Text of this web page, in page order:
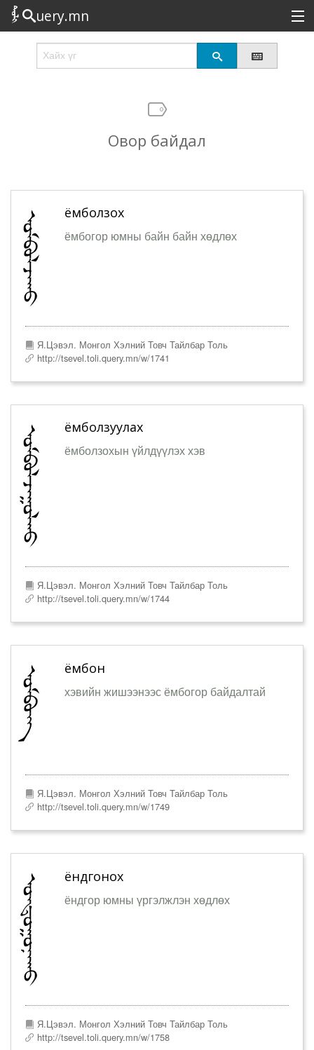
uery.mn
Сонирхолтой
Овор байдал
ёмболзох
ёмбогор юмны байн байн хөдлөх
Я.Цэвэл. Монгол Хэлний Товч Тайлбар Толь
http://tsevel.toli.query.mn/w/1741
ёмболзуулах
ёмболзохын үйлдүүлэх хэв
Я.Цэвэл. Монгол Хэлний Товч Тайлбар Толь
http://tsevel.toli.query.mn/w/1744
ёмбон
хэвийн жишээнээс ёмбогор байдалтай
Я.Цэвэл. Монгол Хэлний Товч Тайлбар Толь
http://tsevel.toli.query.mn/w/1749
ёндгонох
ёндгор юмны үргэлжлэн хөдлөх
Я.Цэвэл. Монгол Хэлний Товч Тайлбар Толь
http://tsevel.toli.query.mn/w/1758